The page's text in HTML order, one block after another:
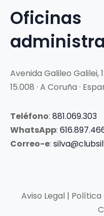
Oficinas
Avenida Galileo Galilei,
15.008 · A Coruña ·
Teléfono: 881.069.303
WhatsApp:
Correo-e:
Aviso Legal |